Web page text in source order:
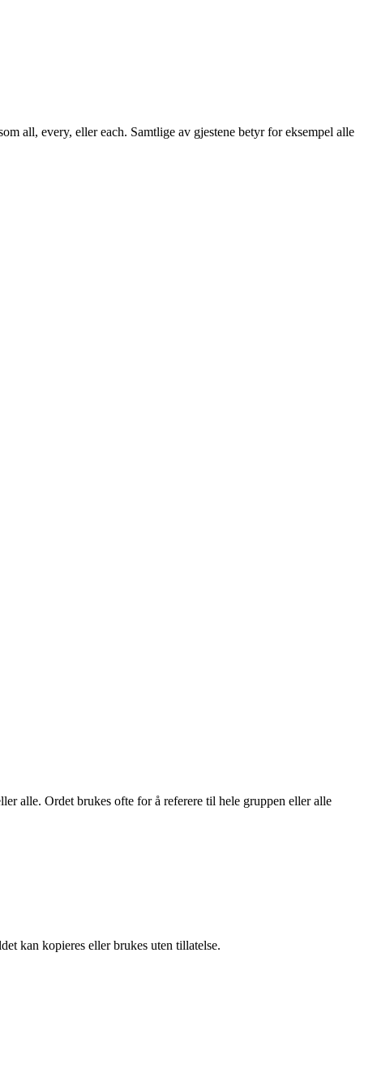
all, every, eller each. Samtlige av gjestene betyr for eksempel alle
alle. Ordet brukes ofte for å referere til hele gruppen eller alle
kan kopieres eller brukes uten tillatelse.